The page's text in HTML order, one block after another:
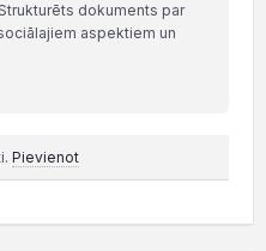
dokuments par
aspektiem un
Pievienot